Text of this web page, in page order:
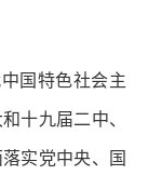
国特色社会主
十九届二中、
实党中央、国